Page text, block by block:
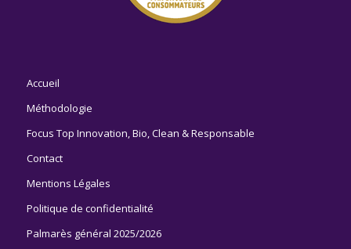
Accueil
Méthodologie
Focus Top Innovation, Bio, Clean & Responsable
Contact
Mentions Légales
Politique de confidentialité
Palmarès général 2025/2026